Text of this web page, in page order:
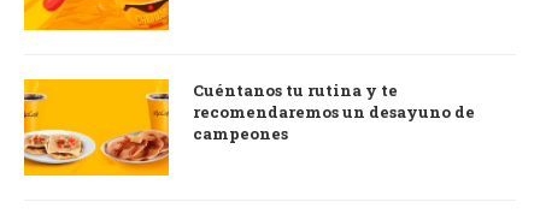
Cuéntanos tu rutina y te
recomendaremos un desayuno de
campeones